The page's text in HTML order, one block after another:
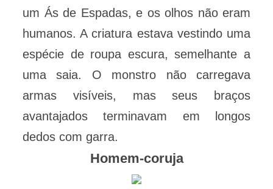
um Ás de Espadas, e os olhos não eram
humanos. A criatura estava vestindo uma
espécie de roupa escura, semelhante a
uma saia. O monstro não carregava
armas visíveis, mas seus braços
avantajados terminavam em longos
dedos com garra.
Homem-coruja